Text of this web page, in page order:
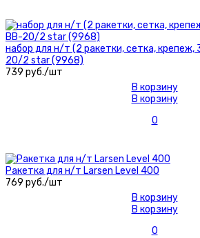
набор для н/т (2 ракетки, сетка, крепеж,
20/2 star (9968)
739 руб./шт
В корзину
В корзину
0
Ракетка для н/т Larsen Level 400
769 руб./шт
В корзину
В корзину
0